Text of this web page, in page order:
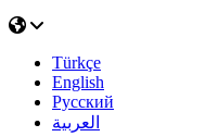
Türkçe
English
Русский
العربية